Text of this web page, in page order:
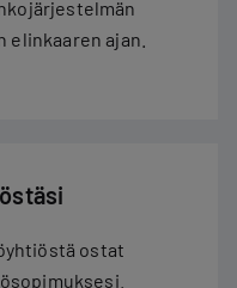
elinkaaren ajan.
ostat